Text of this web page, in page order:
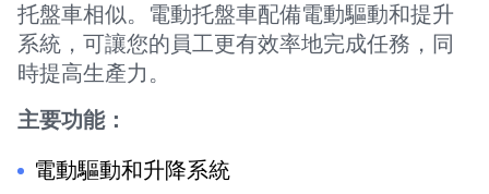
托盤車相似。電動托盤車配備電動驅動和提升
系統，可讓您的員工更有效率地完成任務，同
時提高生產力。
主要功能：
電動驅動和升降系統